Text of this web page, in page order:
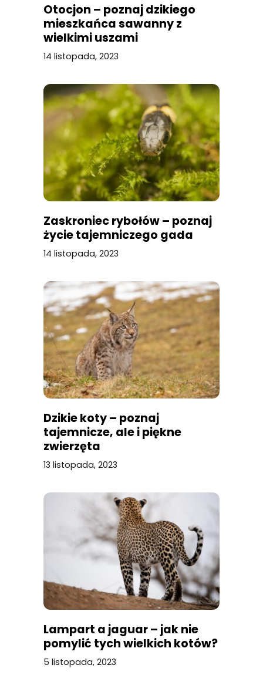
Otocjon – poznaj dzikiego
mieszkańca sawanny z
wielkimi uszami
14 listopada, 2023
Zaskroniec rybołów – poznaj
życie tajemniczego gada
14 listopada, 2023
Dzikie koty – poznaj
tajemnicze, ale i piękne
zwierzęta
13 listopada, 2023
Lampart a jaguar – jak nie
pomylić tych wielkich kotów?
5 listopada, 2023